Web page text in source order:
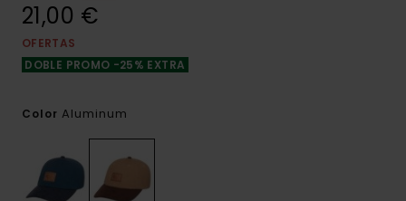
21,00 €
OFERTAS
DOBLE PROMO -25% EXTRA
Color Aluminum